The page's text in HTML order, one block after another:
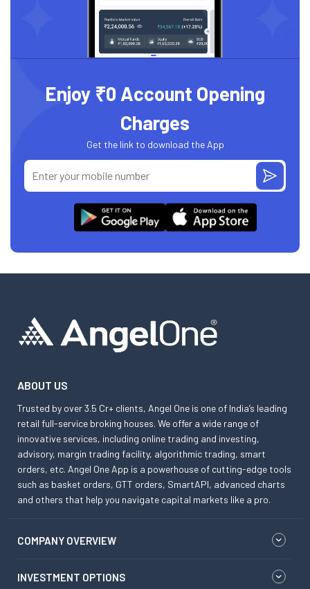
Enjoy ₹0 Account Opening
Charges
Get the link to download the App
ABOUT US
Trusted by over 3.5 Cr+ clients, Angel One is one of India’s leading
retail full-service broking houses. We offer a wide range of
innovative services, including online trading and investing,
advisory, margin trading facility, algorithmic trading, smart
orders, etc. Angel One App is a powerhouse of cutting-edge tools
such as basket orders, GTT orders, SmartAPI, advanced charts
and others that help you navigate capital markets like a pro.
COMPANY OVERVIEW
INVESTMENT OPTIONS